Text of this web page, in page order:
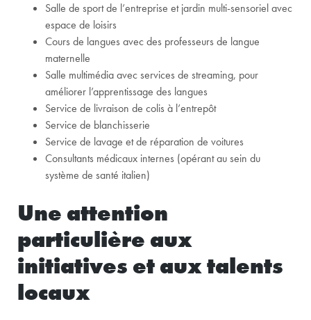
Salle de sport de l’entreprise et jardin multi-sensoriel avec
espace de loisirs
Cours de langues avec des professeurs de langue
maternelle
Salle multimédia avec services de streaming, pour
améliorer l’apprentissage des langues
Service de livraison de colis à l’entrepôt
Service de blanchisserie
Service de lavage et de réparation de voitures
Consultants médicaux internes (opérant au sein du
système de santé italien)
Une attention
particulière aux
initiatives et aux talents
locaux